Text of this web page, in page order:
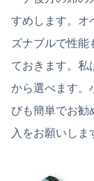
すめします。オ
ズナブルで性能
ておきます。私
から選べます。
びも簡単でお勧
入をお願いしま